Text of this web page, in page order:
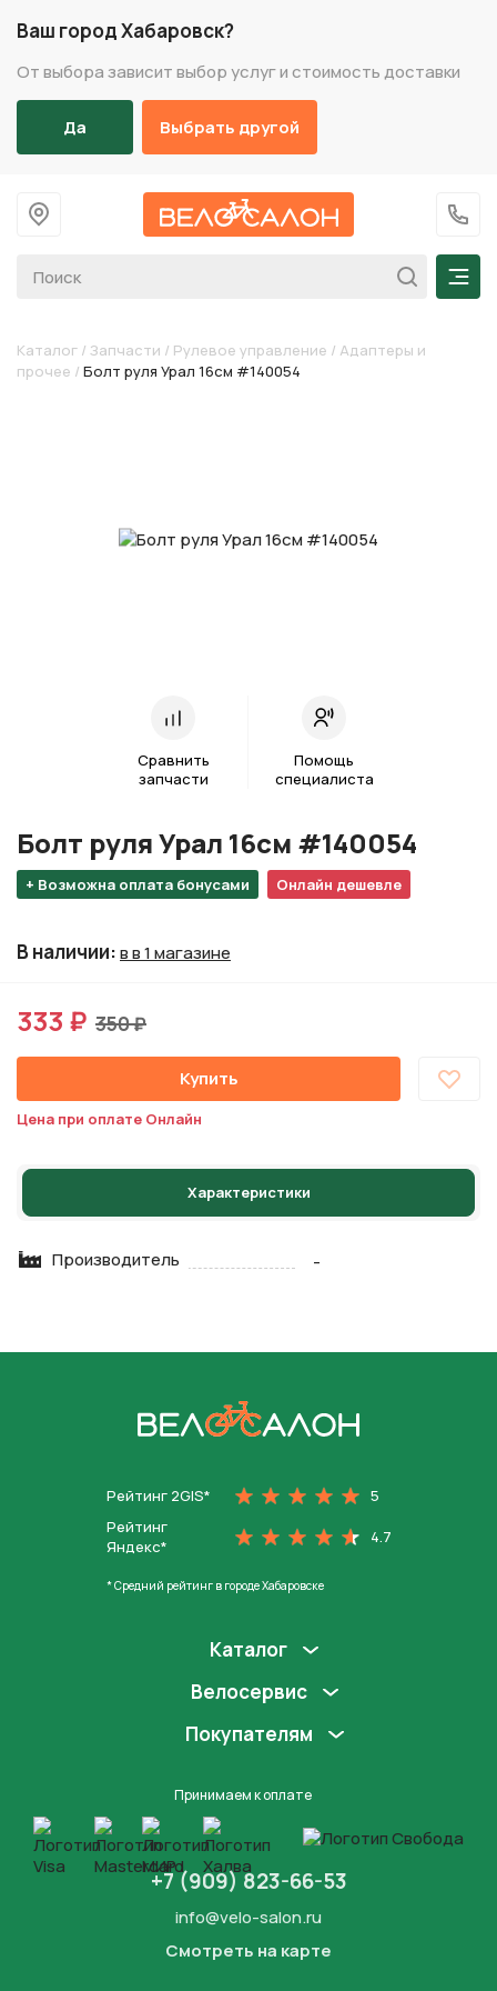
Ваш город Хабаровск?
От выбора зависит выбор услуг и стоимость доставки
Да Выбрать другой
На главную
+7
Каталог / Запчасти / Рулевое управление / Адаптеры и
прочее / Болт руля Урал 16см #140054
Сравнить
запчасти
Помощь
специалиста
+ Возможна оплата бонусами Онлайн дешевле
Болт руля Урал 16см #140054
В наличии:в в 1 магазине
333 ₽ 350 ₽
Купить
Цена при оплате Онлайн
Характеристики
Производитель -
Рейтинг 2GIS*
5
Рейтинг
Яндекс*
4.7
* Средний рейтинг в городе Хабаровске
Каталог
Велосервис
Покупателям
Принимаем к оплате
+7 (909) 823-66-53
info@velo-salon.ru
Смотреть на карте